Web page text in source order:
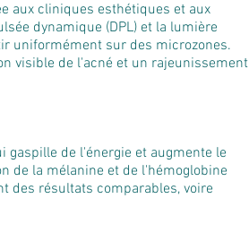
aux cliniques esthétiques et aux
dynamique (DPL) et la lumière
uniformément sur des microzones.
visible de l'acné et un rajeunissement
gaspille de l'énergie et augmente le
de la mélanine et de l'hémoglobine
des résultats comparables, voire